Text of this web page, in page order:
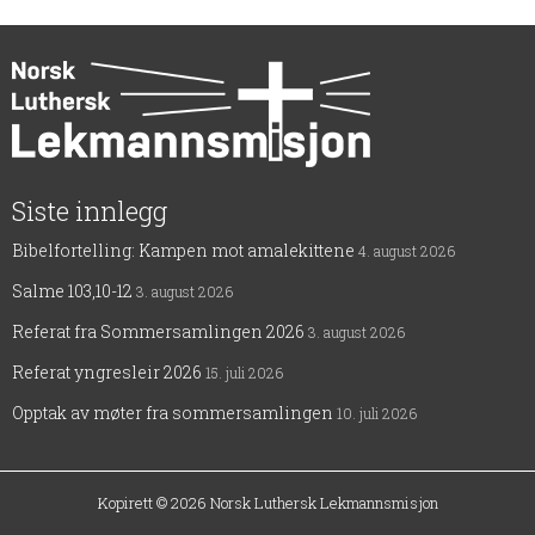
Siste innlegg
Bibelfortelling: Kampen mot amalekittene 4. august 2026
Salme 103,10-12 3. august 2026
Referat fra Sommersamlingen 2026 3. august 2026
Referat yngresleir 2026 15. juli 2026
Opptak av møter fra sommersamlingen 10. juli 2026
Kopirett © 2026 Norsk Luthersk Lekmannsmisjon